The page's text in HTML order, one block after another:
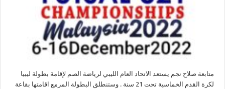
متابعة صلاح نجم يستعد الاتحاد العام الليبي لرياضة الصم لإقامة بطولة ليبيا
لكرة القدم الخماسية تحت 21 سنة . وستنطلق البطولة المزمع اقامتها بقاعة